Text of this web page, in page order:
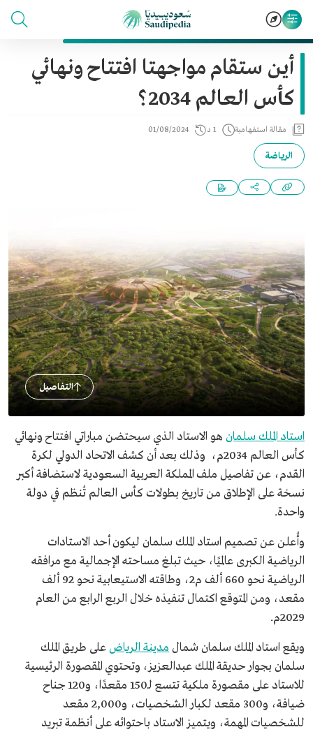
أين ستقام مواجهتا افتتاح ونهائي
كأس العالم 2034؟
مقالة استفهامية 1 د 01/08/2024
الرياضة
التفاصيل
استاد الملك سلمان هو الاستاد الذي سيحتضن مباراتي افتتاح ونهائي
كأس العالم 2034م، وذلك بعد أن كشف الاتحاد الدولي لكرة
القدم، عن تفاصيل ملف المملكة العربية السعودية لاستضافة أكبر
نسخة على الإطلاق من تاريخ بطولات كأس العالم تُنظم في دولة
واحدة.
وأُعلن عن تصميم استاد الملك سلمان ليكون أحد الاستادات
الرياضية الكبرى عالميًا، حيث تبلغ مساحته الإجمالية مع مرافقه
الرياضية نحو 660 ألف م2، وطاقته الاستيعابية نحو 92 ألف
مقعد، ومن المتوقع اكتمال تنفيذه خلال الربع الرابع من العام
2029م.
ويقع استاد الملك سلمان شمال مدينة الرياضعلى طريق الملك
سلمان بجوار حديقة الملك عبدالعزيز، وتحتوي المقصورة الرئيسية
للاستاد على مقصورة ملكية تتسع لـ150 مقعدًا، و120 جناح
ضيافة، و300 مقعد لكبار الشخصيات، و2,000 مقعد
للشخصيات المهمة، ويتميز الاستاد باحتوائه على أنظمة تبريد